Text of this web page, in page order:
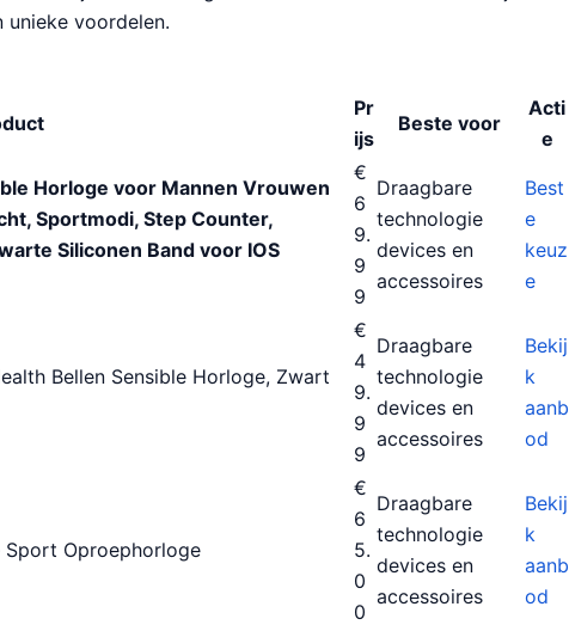
unieke voordelen.
Pr
ijs
Beste voor
Acti
e
Horloge voor Mannen Vrouwen
Sportmodi, Step Counter,
Siliconen Band voor IOS
€
6
9.
9
9
Draagbare
technologie
devices en
accessoires
Best
e
keuz
e
Bellen Sensible Horloge, Zwart
€
4
9.
9
9
Draagbare
technologie
devices en
accessoires
Bekij
k
aanb
od
Sport Oproephorloge
€
6
5.
0
0
Draagbare
technologie
devices en
accessoires
Bekij
k
aanb
od